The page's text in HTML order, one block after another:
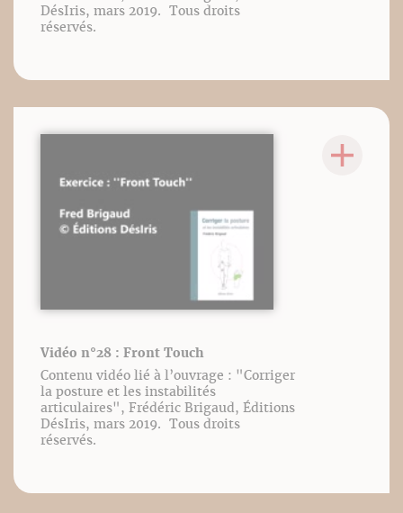
DésIris, mars 2019. Tous droits
réservés.
Vidéo n°28 : Front Touch
Contenu vidéo lié à l’ouvrage : "Corriger
la posture et les instabilités
articulaires", Frédéric Brigaud, Éditions
DésIris, mars 2019. Tous droits
réservés.